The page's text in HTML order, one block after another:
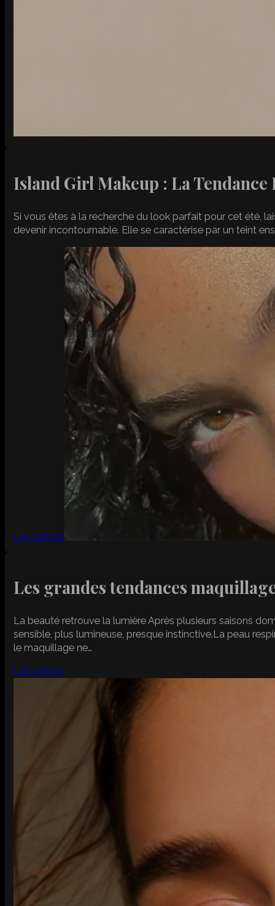
Island Girl Makeup : La
Si vous êtes à la recherche du look parfait pour cet été,
devenir incontournable. Elle se caractérise par un teint
Lire l'article
Les grandes tendances
La beauté retrouve la lumière Après plusieurs saisons
sensible, plus lumineuse, presque instinctive.La peau
le maquillage ne…
Lire l'article